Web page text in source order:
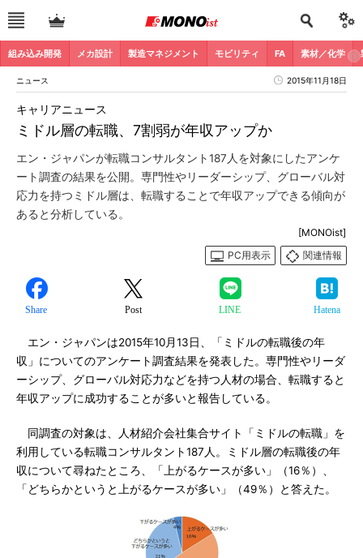
組み込み開発 メカ設計 製造マネジメント モビリティ FA 素材／化学
ニュース 2015年11月18日
ミドル層の転職、7割弱が年収アップか
キャリアニュース
エン・ジャパンが転職コンサルタント187人を対象にしたアンケ
ート調査の結果を公開。専門性やリーダーシップ、グローバル対
応力を持つミドル層は、転職することで年収アップできる傾向が
あると分析している。
[MONOist]
PC用表示
関連情報
Share Post LINE Hatena
エン・ジャパンは2015年10月13日、「ミドルの転職後の年
収」についてのアンケート調査結果を発表した。専門性やリーダ
ーシップ、グローバル対応力などを持つ人材の場合、転職すると
年収アップに成功することが多いと報告している。
同調査の対象は、人材紹介会社集合サイト「ミドルの転職」を
利用している転職コンサルタント187人。ミドル層の転職後の年
収について尋ねたところ、「上がるケースが多い」（16％）、
「どちらかというと上がるケースが多い」（49％）と答えた。